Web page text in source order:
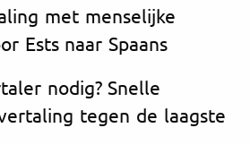
met menselijke
Ests naar Spaans
nodig? Snelle
tegen de laagste